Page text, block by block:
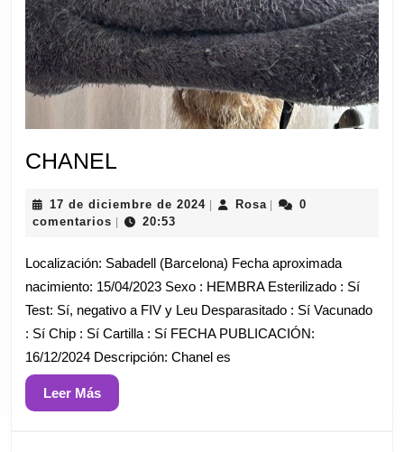
CHANEL
17 de diciembre de 202417
2024
RosaRosa 0
comentarios
20:53
Localización: Sabadell (Barcelona) Fecha aproximada
nacimiento: 15/04/2023 Sexo : HEMBRA Esterilizado : Sí
Test: Sí, negativo a FIV y Leu Desparasitado : Sí Vacunado
: Sí Chip : Sí Cartilla : Sí FECHA PUBLICACIÓN:
16/12/2024 Descripción: Chanel es
Leer MásLeer
Más